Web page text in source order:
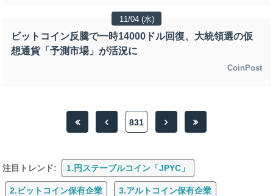
11/04 (水)
ビットコイン反騰で一時14000ドル回復、大統領選の仮
想通貨「予測市場」が活況に
CoinPost
831
注目トレンド: 1.円ステーブルコイン「JPYC」
2.ビットコイン保有企業 3.アルトコイン保有企業